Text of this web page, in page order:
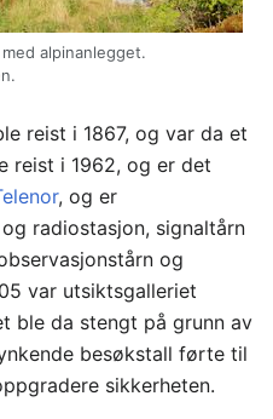
alpinanlegget.
reist i 1867, og var da et
reist i 1962, og er det
, og er
radiostasjon, signaltårn
og
var utsiktsgalleriet
ble da stengt på grunn av
besøkstall førte til
sikkerheten.